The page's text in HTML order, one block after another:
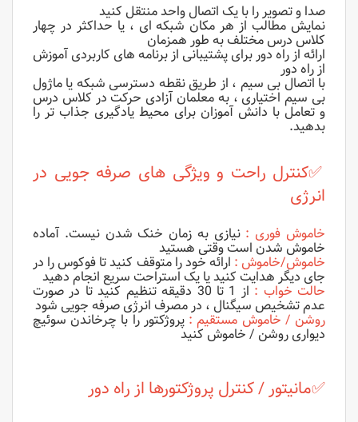
صدا و تصویر را با یک اتصال واحد منتقل کنید
نمایش مطالب از هر مکان شبکه ای ، یا حداکثر در چهار
کلاس درس مختلف به طور همزمان
ارائه از راه دور برای پشتیبانی از برنامه های کاربردی آموزش
از راه دور
با اتصال بی سیم ، از طریق نقطه دسترسی شبکه یا ماژول
بی سیم اختیاری ، به معلمان آزادی حرکت در کلاس درس
و تعامل با دانش آموزان برای محیط یادگیری جذاب تر را
بدهید.
✅کنترل راحت و ویژگی های صرفه جویی در
انرژی
خاموش فوری : نیازی به زمان خنک شدن نیست. آماده
خاموش شدن است وقتی هستید
خاموش/خاموش : ارائه خود را متوقف کنید تا فوکوس را در
جای دیگر هدایت کنید یا یک استراحت سریع انجام دهید
حالت خواب : از 1 تا 30 دقیقه تنظیم کنید تا در صورت
عدم تشخیص سیگنال ، در مصرف انرژی صرفه جویی شود
روشن / خاموش مستقیم : پروژکتور را با چرخاندن سوئیچ
دیواری روشن / خاموش کنید
✅مانیتور / کنترل پروژکتورها از راه دور